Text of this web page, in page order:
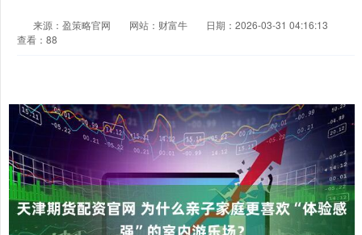
来源：盈策略官网 网站：财富牛
日期：2026-03-31 04:16:13
查看：88